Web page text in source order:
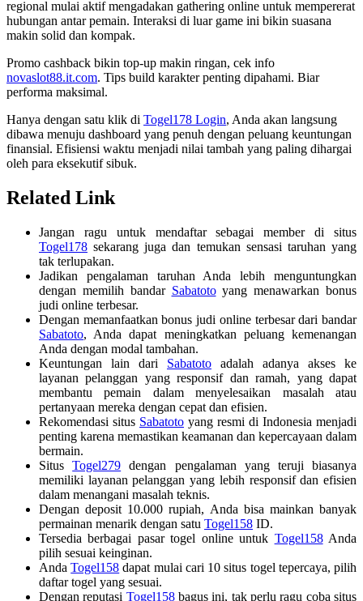
regional mulai aktif mengadakan gathering online untuk mempererat
hubungan antar pemain. Interaksi di luar game ini bikin suasana
makin solid dan kompak.
Promo cashback bikin top-up makin ringan, cek info
novaslot88.it.com. Tips build karakter penting dipahami. Biar
performa maksimal.
Hanya dengan satu klik di Togel178 Login, Anda akan langsung
dibawa menuju dashboard yang penuh dengan peluang keuntungan
finansial. Efisiensi waktu menjadi nilai tambah yang paling dihargai
oleh para eksekutif sibuk.
Related Link
Jangan ragu untuk mendaftar sebagai member di situs
Togel178 sekarang juga dan temukan sensasi taruhan yang
tak terlupakan.
Jadikan pengalaman taruhan Anda lebih menguntungkan
dengan memilih bandar Sabatotoyang menawarkan bonus
judi online terbesar.
Dengan memanfaatkan bonus judi online terbesar dari bandar
Sabatoto, Anda dapat meningkatkan peluang kemenangan
Anda dengan modal tambahan.
Keuntungan lain dari Sabatoto adalah adanya akses ke
layanan pelanggan yang responsif dan ramah, yang dapat
membantu pemain dalam menyelesaikan masalah atau
pertanyaan mereka dengan cepat dan efisien.
Rekomendasi situs Sabatoto yang resmi di Indonesia menjadi
penting karena memastikan keamanan dan kepercayaan dalam
bermain.
SitusTogel279 dengan pengalaman yang teruji biasanya
memiliki layanan pelanggan yang lebih responsif dan efisien
dalam menangani masalah teknis.
Dengan deposit 10.000 rupiah, Anda bisa mainkan banyak
permainan menarik dengan satu Togel158 ID.
Tersedia berbagai pasar togel online untuk Togel158Anda
pilih sesuai keinginan.
AndaTogel158 dapat mulai cari 10 situs togel tepercaya, pilih
daftar togel yang sesuai.
Dengan reputasi Togel158bagus ini, tak perlu ragu coba situs